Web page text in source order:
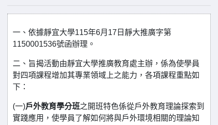
一、依據靜宜大學115年6月17日靜大推廣字第
1150001536號函辦理。
二、旨揭活動由靜宜大學推廣教育處主辦，係為使學員
對四項課程增加其專業領域上之能力，各項課程重點如
下：
(一)戶外教育學分班之開班特色係從戶外教育理論探索到
實踐應用，使學員了解如何將與戶外環境相關的理論知